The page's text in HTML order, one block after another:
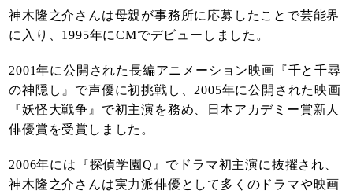
神木隆之介さんは母親が事務所に応募したことで芸能界
に入り、1995年にCMでデビューしました。
2001年に公開された長編アニメーション映画『千と千尋
の神隠し』で声優に初挑戦し、2005年に公開された映画
『妖怪大戦争』で初主演を務め、日本アカデミー賞新人
俳優賞を受賞しました。
2006年には『探偵学園Q』でドラマ初主演に抜擢され、
神木隆之介さんは実力派俳優として多くのドラマや映画